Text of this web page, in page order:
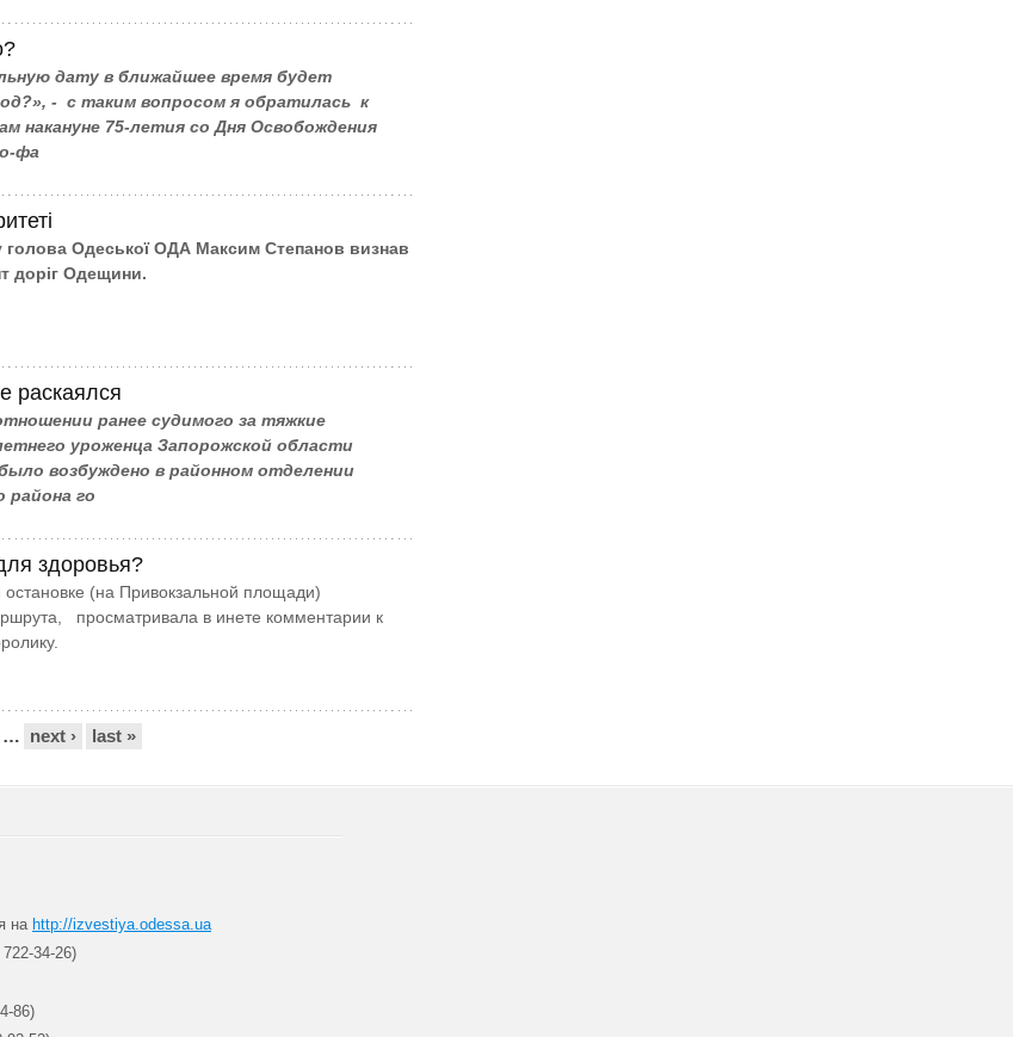
дату в ближайшее время будет
- с таким вопросом я обратилась к
накануне 75-летия со Дня Освобождения
фа
голова Одеської ОДА Максим Степанов визнав
доріг Одещини.
раскаялся
ранее судимого за тяжкие
уроженца Запорожской области
возбуждено в районном отделении
района го
здоровья?
(на Привокзальной площади)
просматривала в инете комментарии к
… next › last »
на http://izvestiya.odessa.ua
34-26)
86)